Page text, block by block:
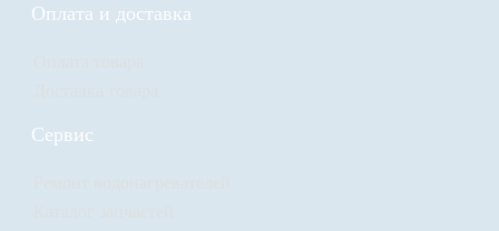
Оплата и доставка
Сервис